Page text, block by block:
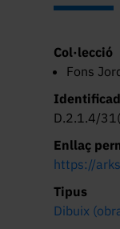
Col·lecció
Fons
D.2.1.4/
Enllaç
https://
Tipus
Dibuix